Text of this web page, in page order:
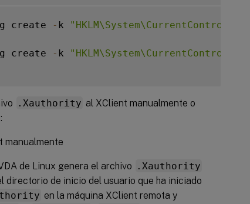
create - k
create - k
.Xauthority al XClient manualmente o
manualmente
de Linux genera el archivo
.Xauthority
directorio de inicio del usuario que ha iniciado
en la máquina XClient remota y